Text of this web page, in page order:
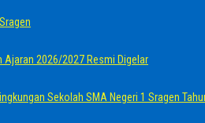
Ajaran 2026/2027 Resmi Digelar
Sekolah SMA Negeri 1 Sragen